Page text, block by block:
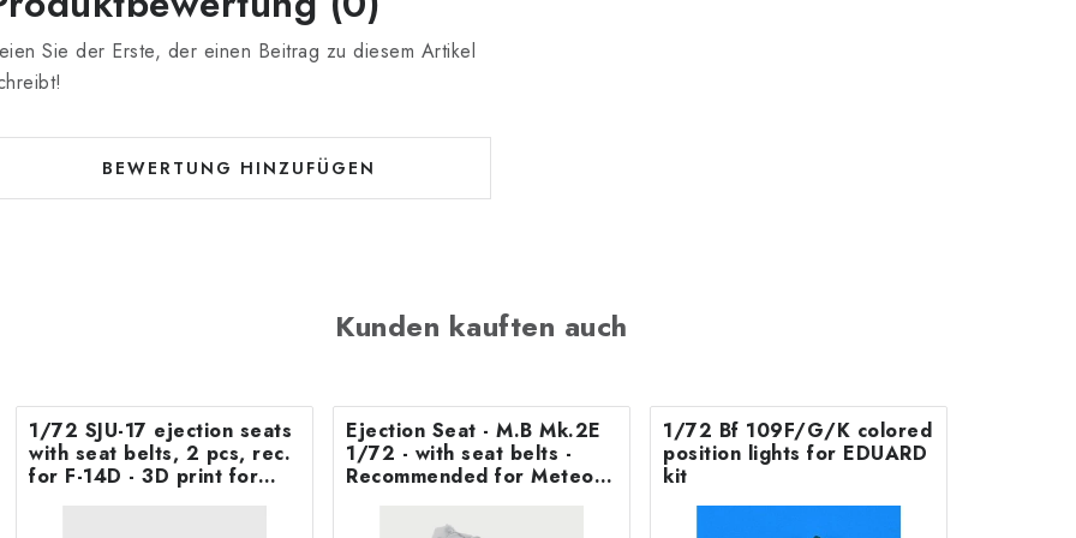
Sie der Erste, der einen Beitrag zu diesem Artikel
BEWERTUNG HINZUFÜGEN
Kunden kauften auch
1/72 SJU-17 ejection seats
with seat belts, 2 pcs, rec.
for F-14D - 3D print for
Ejection Seat - M.B Mk.2E
1/72 - with seat belts -
Recommended for Meteor
1/72 Bf 109F/G/K colored
position lights for EDUARD
kit